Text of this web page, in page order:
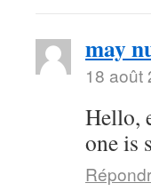
may
18 août
Hello,
one is